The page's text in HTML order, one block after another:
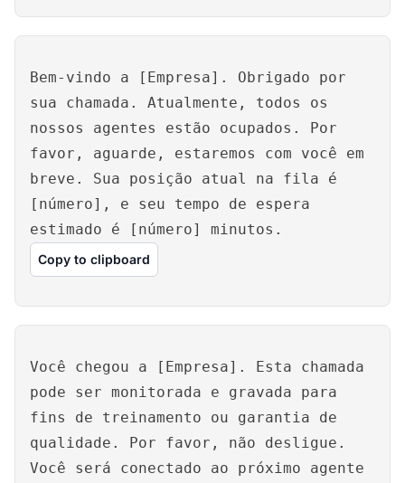
Bem-vindo a [Empresa]. Obrigado por
sua chamada. Atualmente, todos os
nossos agentes estão ocupados. Por
favor, aguarde, estaremos com você em
breve. Sua posição atual na fila é
[número], e seu tempo de espera
estimado é [número] minutos.
Copy to clipboard
Você chegou a [Empresa]. Esta chamada
pode ser monitorada e gravada para
fins de treinamento ou garantia de
qualidade. Por favor, não desligue.
Você será conectado ao próximo agente